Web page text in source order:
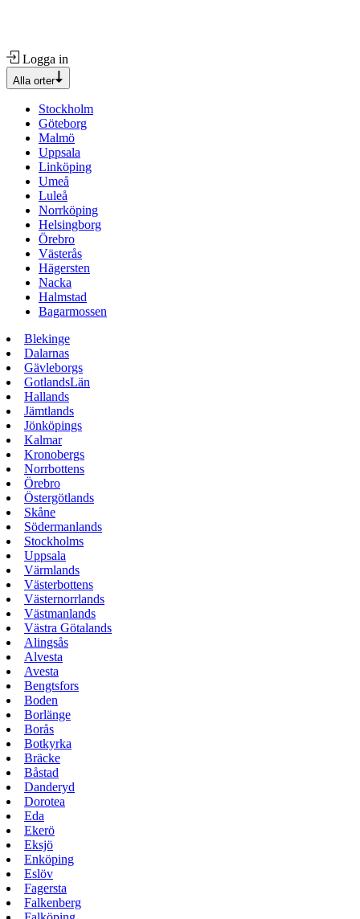
Logga in
Alla orter
Stockholm
Göteborg
Malmö
Uppsala
Linköping
Umeå
Luleå
Norrköping
Helsingborg
Örebro
Västerås
Hägersten
Nacka
Halmstad
Bagarmossen
Blekinge
Dalarnas
Gävleborgs
GotlandsLän
Hallands
Jämtlands
Jönköpings
Kalmar
Kronobergs
Norrbottens
Örebro
Östergötlands
Skåne
Södermanlands
Stockholms
Uppsala
Värmlands
Västerbottens
Västernorrlands
Västmanlands
Västra Götalands
Alingsås
Alvesta
Avesta
Bengtsfors
Boden
Borlänge
Borås
Botkyrka
Bräcke
Båstad
Danderyd
Dorotea
Eda
Ekerö
Eksjö
Enköping
Eslöv
Fagersta
Falkenberg